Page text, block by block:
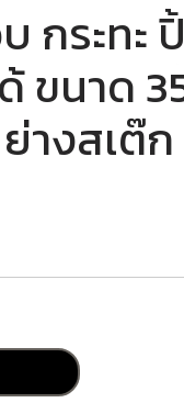
กระทะ
ด้ ขนาด
างสเต๊